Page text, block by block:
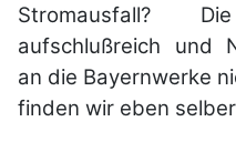
Stromausfall?
aufschlußreich und
an die Bayernwerke
finden wir eben